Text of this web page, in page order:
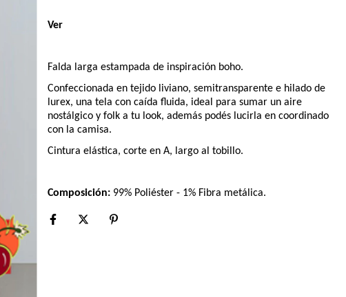
Ver
Falda larga estampada de inspiración boho.
Confeccionada en tejido liviano, semitransparente e hilado de
lurex, una tela con caída fluida, ideal para sumar un aire
nostálgico y folk a tu look, además podés lucirla en coordinado
con la camisa.
Cintura elástica, corte en A, largo al tobillo.
Composición: 99% Poliéster - 1% Fibra metálica.